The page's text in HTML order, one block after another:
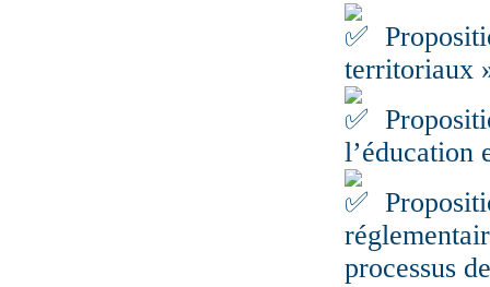
territoriaux
l’éducation
processus